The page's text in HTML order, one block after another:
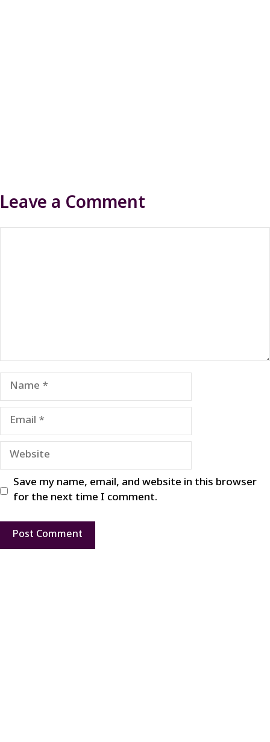
Leave a Comment
Name
Email
Website
Save my name, email, and website in this browser
for the next time I comment.